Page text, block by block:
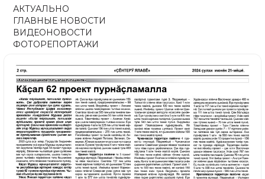
АКТУАЛЬНО
ГЛАВНЫЕ НОВОСТИ
ВИДЕОНОВОСТИ
ФОТОРЕПОРТАЖИ